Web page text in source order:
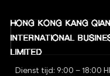
Dienst tijd: 9:00 – 18:00